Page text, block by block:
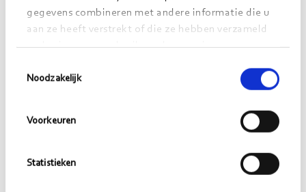
gegevens combineren met andere informatie die u
aan ze heeft verstrekt of die ze hebben verzameld
op basis van uw gebruik van hun services.
Noodzakelijk
Voorkeuren
Statistieken
Anna Veltkamp
https://www.linkedin.com/in/amveltkamp/